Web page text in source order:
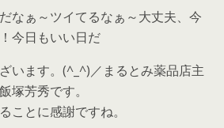
なぁ～ツイてるなぁ～大丈夫、今
今日もいい日だ
います。(^_^)／まるとみ薬品店主
塚芳秀です。
ことに感謝ですね。